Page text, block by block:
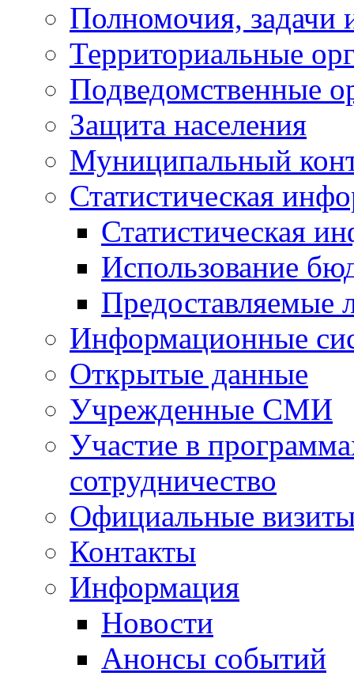
Полномочия, задачи
Территориальные
Подведомственные
Защита населения
Муниципальный
Статистическая
Статистическая
Использование
Предоставляемые
Информационные
Открытые данные
Учрежденные СМИ
Участие в
сотрудничество
Официальные
Контакты
Информация
Новости
Анонсы событий